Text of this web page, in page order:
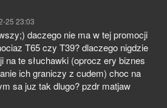
25 23:03
daczego nie ma w tej promocji
T65 czy T39? dlaczego nigdzie
na te słuchawki (oprocz ery biznes
ich graniczy z cudem) choc na
sa juz tak dlugo? pzdr matjaw